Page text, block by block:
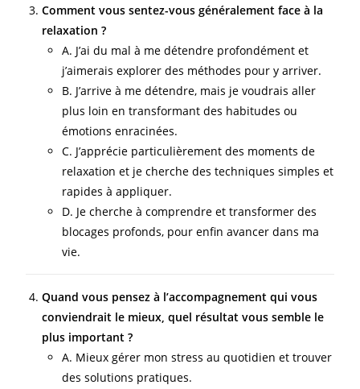
Comment vous sentez-vous généralement face à la
relaxation ?
A. J’ai du mal à me détendre profondément et
j’aimerais explorer des méthodes pour y arriver.
B. J’arrive à me détendre, mais je voudrais aller
plus loin en transformant des habitudes ou
émotions enracinées.
C. J’apprécie particulièrement des moments de
relaxation et je cherche des techniques simples et
rapides à appliquer.
D. Je cherche à comprendre et transformer des
blocages profonds, pour enfin avancer dans ma
vie.
Quand vous pensez à l’accompagnement qui vous
conviendrait le mieux, quel résultat vous semble le
plus important ?
A. Mieux gérer mon stress au quotidien et trouver
des solutions pratiques.